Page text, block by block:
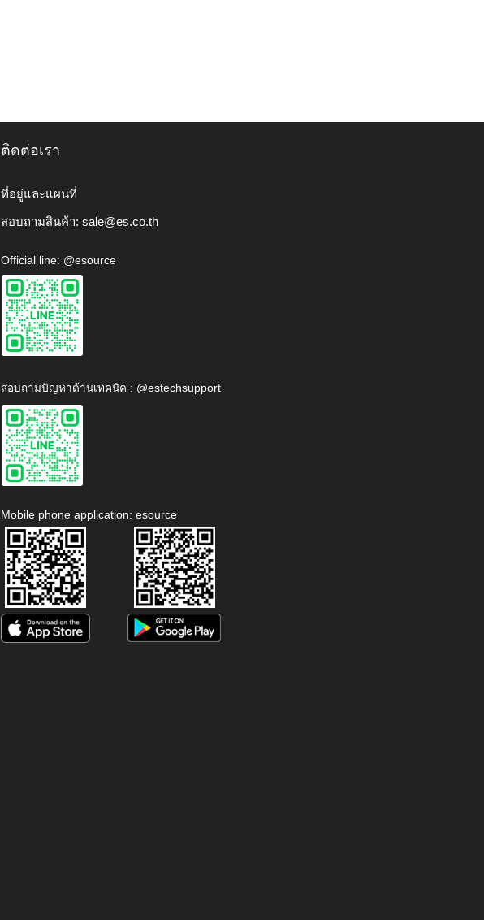
ติดต่อเรา
ที่อยู่และแผนที่
สอบถามสินค้า: sale@es.co.th
Official line: @esource
สอบถามปัญหาด้านเทคนิค : @estechsupport
Mobile phone application: esource